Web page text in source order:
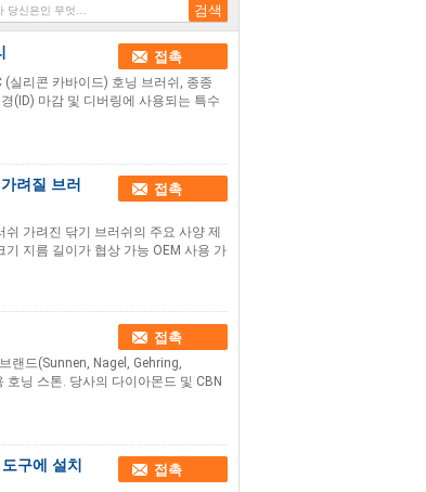
접촉
실리콘 카바이드) 호닝 브러쉬, 종종
(ID) 마감 및 디버링에 사용되는 특수
려질 브러
접촉
가려진 닦기 브러쉬의 주요 사양 제
지름 길이가 협상 가능 OEM 사용 가
접촉
랜드(Sunnen, Nagel, Gehring,
닝 스톤. 당사의 다이아몬드 및 CBN
구에 설치
접촉